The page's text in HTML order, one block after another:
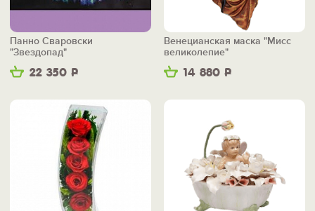
22 350 Р
Панно Сваровски
"Звездопад"
14 880 Р
Венецианская маска "Мисс
великолепие"